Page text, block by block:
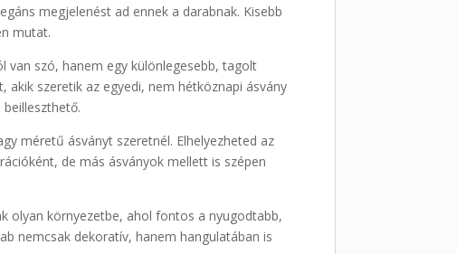
megjelenést ad ennek a darabnak. Kisebb
mutat.
van szó, hanem egy különlegesebb, tagolt
szeretik az egyedi, nem hétköznapi ásvány
méretű ásványt szeretnél. Elhelyezheted az
de más ásványok mellett is szépen
olyan környezetbe, ahol fontos a nyugodtabb,
nemcsak dekoratív, hanem hangulatában is